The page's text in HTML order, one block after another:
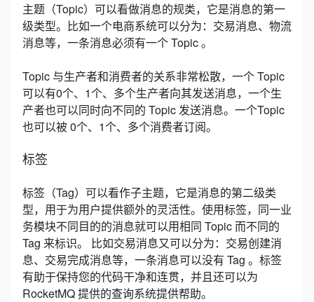
主题（Topic）可以看做消息的规类，它是消息的第一
级类型。比如一个电商系统可以分为：交易消息、物流
消息等，一条消息必须有一个 Topic 。
Topic 与生产者和消费者的关系非常松散，一个 Topic
可以有0个、1个、多个生产者向其发送消息，一个生
产者也可以同时向不同的 Topic 发送消息。一个Topic
也可以被 0个、1个、多个消费者订阅。
标签
标签（Tag）可以看作子主题，它是消息的第二级类
型，用于为用户提供额外的灵活性。使用标签，同一业
务模块不同目的的消息就可以用相同 Topic 而不同的
Tag 来标识。
比如交易消息又可以分为：交易创建消
息、交易完成消息等，一条消息可以没有 Tag 。标签
有助于保持您的代码干净和连贯，并且还可以为
RocketMQ 提供的查询系统提供帮助。